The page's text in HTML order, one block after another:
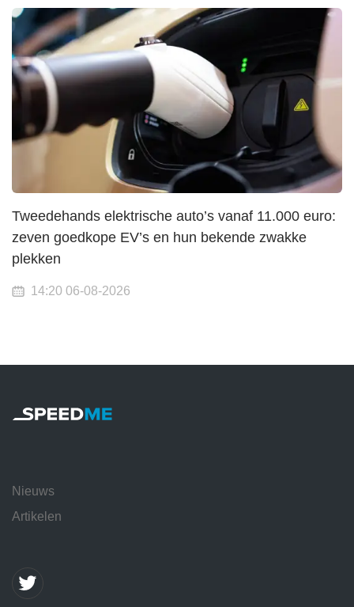
Tweedehands elektrische auto’s vanaf 11.000 euro:
zeven goedkope EV’s en hun bekende zwakke
plekken
14:20 06-08-2026
Nieuws
Artikelen